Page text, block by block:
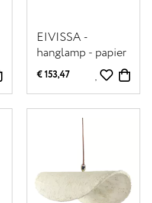
EIVISSA -
hanglamp - papier
mâché - L 45 x W
30 x H 14 cm -
zwart
€ 153,47